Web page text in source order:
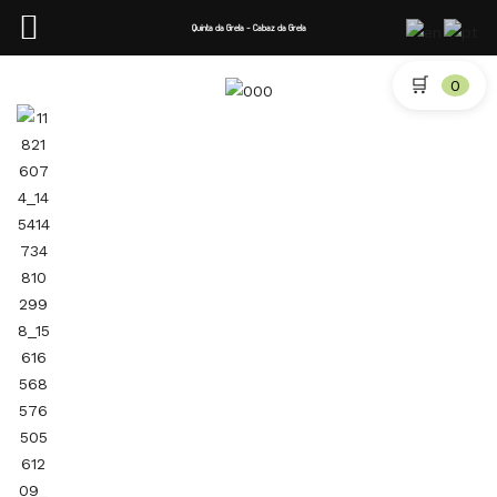
🛒 0
Quinta da Grela - Cabaz da Grela